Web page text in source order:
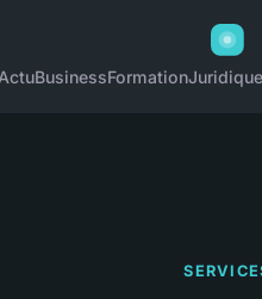
ActuBusinessFormationJuridique